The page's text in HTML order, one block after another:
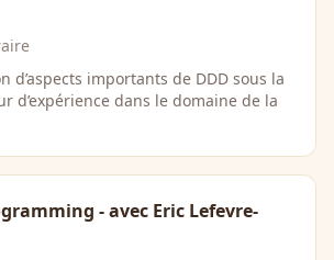
d’aspects importants de DDD sous la
d’expérience dans le domaine de la
- avec Eric Lefevre-